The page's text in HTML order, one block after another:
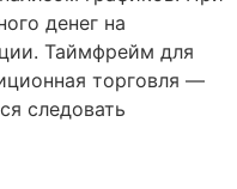
денег на
Таймфрейм для
торговля —
следовать